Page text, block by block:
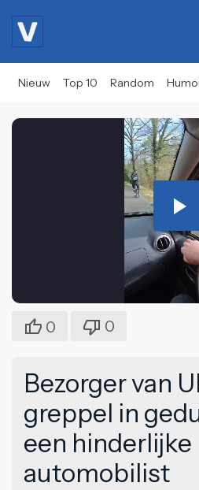
Nieuw Top 10 Random
0 0
Bezorger van
greppel in
een hinderlijke
automobilist